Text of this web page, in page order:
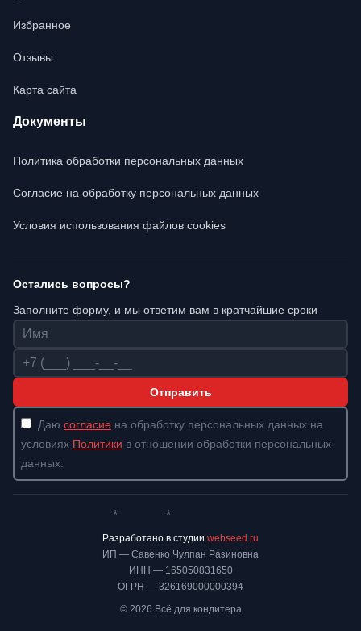
Избранное
Отзывы
Карта сайта
Документы
Политика обработки персональных данных
Согласие на обработку персональных данных
Условия использования файлов cookies
Остались вопросы?
Заполните форму, и мы ответим вам в кратчайшие сроки
Имя
Телефон
Отправить
Даю согласие на обработку персональных данных на
условиях Политики в отношении обработки персональных
данных.
ИП — Савенко Чулпан Разиновна
ИНН — 165050831650
ОГРН — 326169000000394
© 2026 Всё для кондитера
* *
Разработано в студии webseed.ru